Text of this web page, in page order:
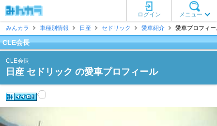
メニュー
ログイン
みんカラ
車種別情報 日産 セドリック 愛車紹介 愛車プロフィ
CLE会長
CLE会長
日産 セドリック の愛車プロフィール